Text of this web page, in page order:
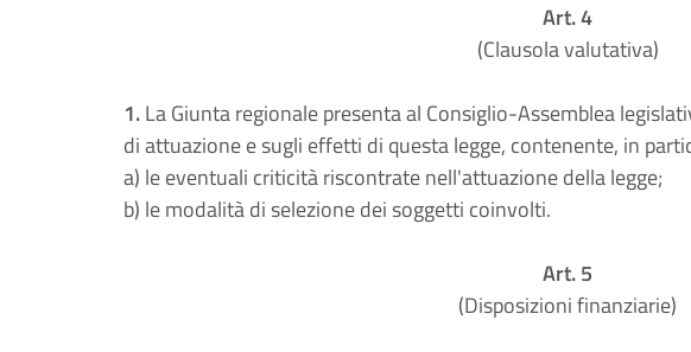
Art. 4
(Clausola valutativa)
1.La Giunta regionale presenta al Consiglio-Assemblea
di attuazione e sugli effetti di questa legge, contenente, in
a) le eventuali criticità riscontrate nell'attuazione della legge;
b) le modalità di selezione dei soggetti coinvolti.
Art. 5
(Disposizioni finanziarie)